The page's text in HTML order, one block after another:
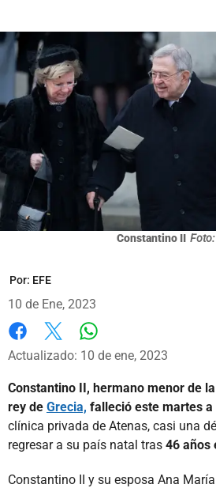
Constantino II
Por: EFE
10 de Ene, 2023
Facebook
X
Actualizado: 10 de ene, 2023
Constantino II, hermano menor de
rey de Grecia, falleció este martes a
clínica privada de Atenas, casi una
regresar a su país natal tras 46 años
Constantino II y su esposa Ana